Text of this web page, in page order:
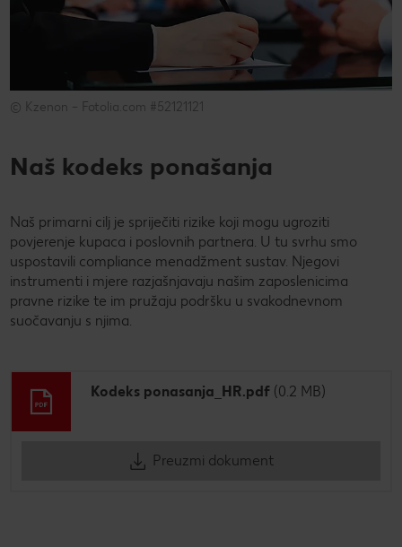
© Kzenon – Fotolia.com #52121121
Naš kodeks ponašanja
Naš primarni cilj je spriječiti rizike koji mogu ugroziti
povjerenje kupaca i poslovnih partnera. U tu svrhu smo
uspostavili compliance menadžment sustav. Njegovi
instrumenti i mjere razjašnjavaju našim zaposlenicima
pravne rizike te im pružaju podršku u svakodnevnom
suočavanju s njima.
Kodeks ponasanja_HR.pdf (0.2 MB)
Preuzmi dokument